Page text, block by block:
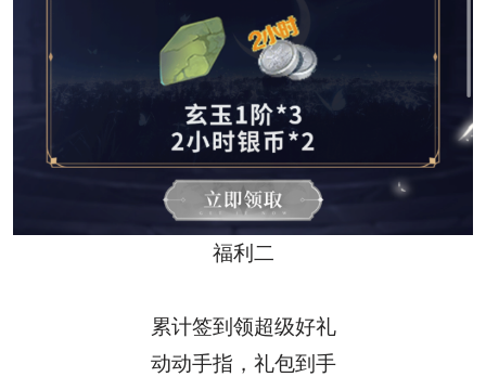
福利二
累计签到领超级好礼
动动手指，礼包到手